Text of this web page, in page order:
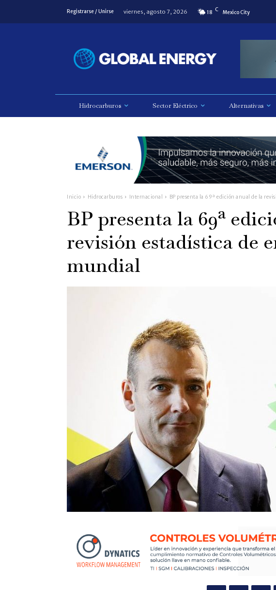
Registrarse / Unirse viernes, agosto 7, 2026 18 C Mexico City
Hidrocarburos Sector Eléctrico Alternativas
Inicio Hidrocarburos Internacional BP presenta la 69ª edición anual de la
BP presenta la 69ª
revisión estadística de
mundial